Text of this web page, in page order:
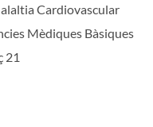
Cardiovascular
Mèdiques Bàsiques
21